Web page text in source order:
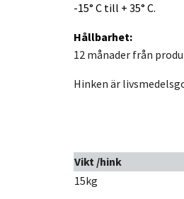
-15° C till + 35° C.
Hållbarhet:
12 månader från
Hinken är
Vikt /hink
15kg